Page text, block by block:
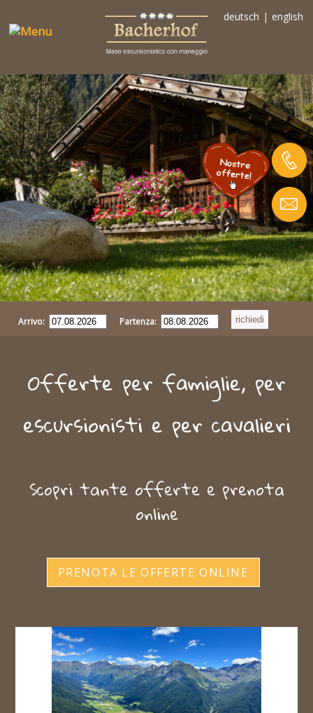
deutsch | english
Arrivo: Partenza:
Offerte per famiglie, per
escursionisti e per cavalieri
Scopri tante offerte e prenota
online
PRENOTA LE OFFERTE ONLINE